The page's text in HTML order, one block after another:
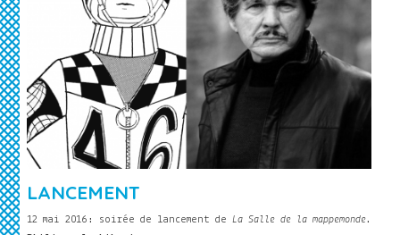
LANCEMENT
12 mai 2016 : soirée de lancement deLa Salle de la mappemonde.